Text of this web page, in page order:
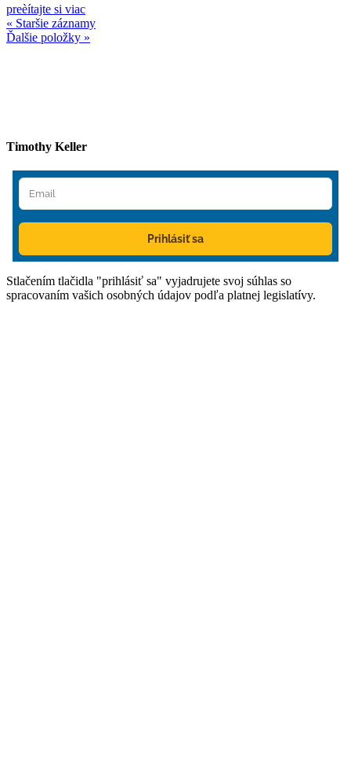
preèítajte si viac
« Staršie záznamy
Ďalšie položky »
Timothy Keller
Prihlásiť sa
Stlačením tlačidla "prihlásiť sa" vyjadrujete svoj súhlas so
spracovaním vašich osobných údajov podľa platnej legislatívy.